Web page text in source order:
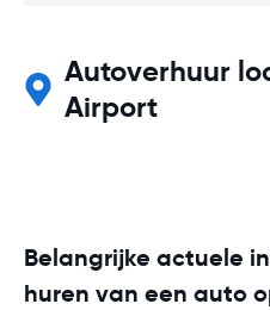
Autoverhuur
Airport
Belangrijke actuele
huren van een auto